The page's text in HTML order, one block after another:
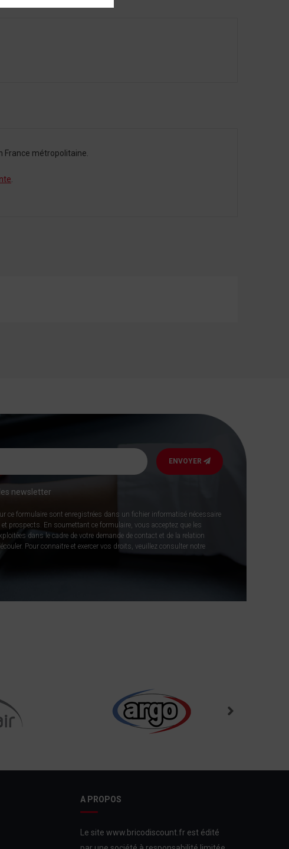
France métropolitaine.
.
ENVOYER
newsletter
ce formulaire sont enregistrées dans un fichier informatisé nécessaire
prospects. En soumettant ce formulaire, vous acceptez que les
dans le cadre de votre demande de contact et de la relation
Pour connaitre et exercer vos droits, veuillez consulter notre
A PROPOS
Le site www.bricodiscount.fr est édité